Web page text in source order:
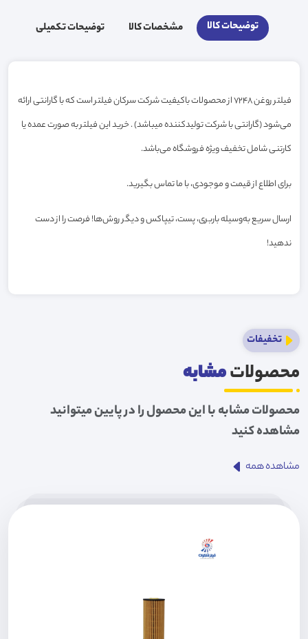
توضیحات کالا مشخصات کالا توضیحات تکمیلی
فیلتر روغن 7248 از محصولات باکیفیت شرکت سرکان فیلتر است که با گارانتی ارائه
می‌شود (گارانتی با شرکت تولیدکننده میباشد) . خرید این فیلتر به صورت عمده یا
کارتنی شامل تخفیف ویژه فروشگاه می‌باشد.
برای اطلاع از قیمت و موجودی، با ما تماس بگیرید.
ارسال سریع به‌وسیله باربری، پست، تیپاکس و دیگر روش‌ها! فرصت را از دست
ندهید!
تخفیفات
محصولاتمشابه
محصولات مشابه با این محصول را در پایین میتوانید
مشاهده کنید
مشاهده همه